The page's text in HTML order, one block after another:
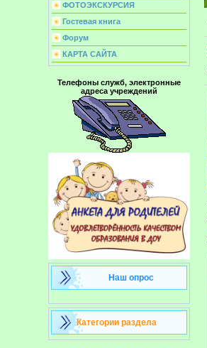
ФОТОЭКСКУРСИЯ
Гостевая книга
Форум
КАРТА САЙТА
Телефоны служб, электронные
адреса учреждений
Наш опрос
Категории раздела